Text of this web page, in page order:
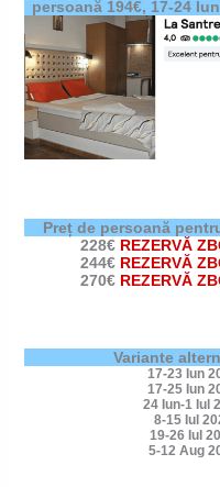
persoană 194€, 17-24
Preț de persoană
228€ REZERVĂ
244€ REZERVĂ
270€ REZERVĂ
Variante
17-23 Iun
17-25 Iun
24 Iun-1 Iul
8-15 Iul
19-26 Iul
5-12 Aug